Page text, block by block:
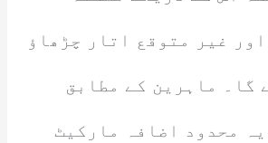
اور غیر متوقع اتار چڑھاؤ
گا۔ ماہرین کے مطابق
محدود اضافہ مارکیٹ